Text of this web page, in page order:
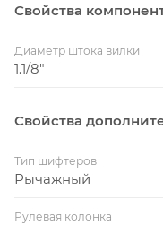
Свойства
Диаметр штока вилки
1.1/8"
Свойства
Тип шифтеров
Рычажный
Рулевая колонка